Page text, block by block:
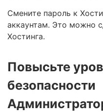
Смените пароль к
аккаунтам. Это можно
Хостинга.
Повысьте
безопасности